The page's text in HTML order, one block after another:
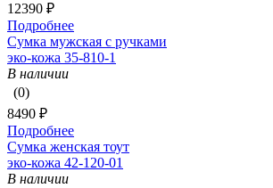
12390 ₽
Подробнее
Сумка мужская с ручками
эко-кожа 35-810-1
В наличии
(0)
8490 ₽
Подробнее
Сумка женская тоут
эко-кожа 42-120-01
В наличии